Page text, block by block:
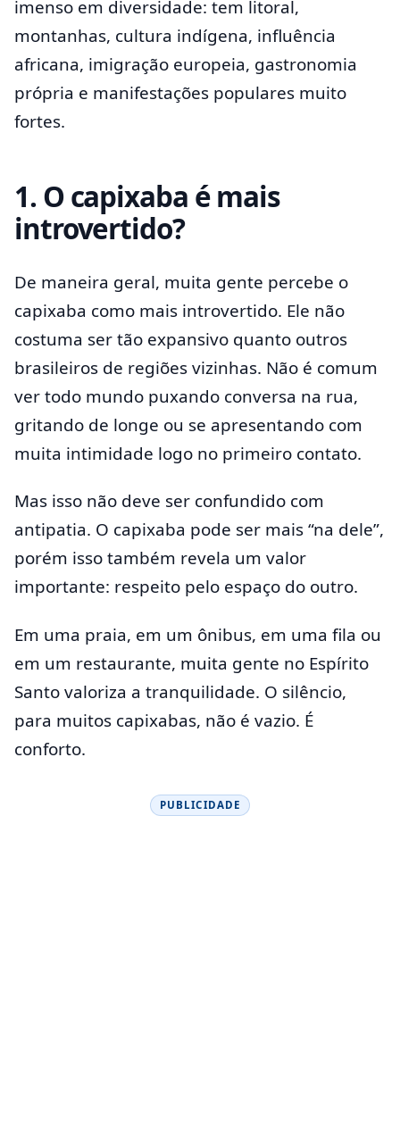
imenso em diversidade: tem litoral,
montanhas, cultura indígena, influência
africana, imigração europeia, gastronomia
própria e manifestações populares muito
fortes.
1. O capixaba é mais
introvertido?
De maneira geral, muita gente percebe o
capixaba como mais introvertido. Ele não
costuma ser tão expansivo quanto outros
brasileiros de regiões vizinhas. Não é comum
ver todo mundo puxando conversa na rua,
gritando de longe ou se apresentando com
muita intimidade logo no primeiro contato.
Mas isso não deve ser confundido com
antipatia. O capixaba pode ser mais “na dele”,
porém isso também revela um valor
importante: respeito pelo espaço do outro.
Em uma praia, em um ônibus, em uma fila ou
em um restaurante, muita gente no Espírito
Santo valoriza a tranquilidade. O silêncio,
para muitos capixabas, não é vazio. É
conforto.
PUBLICIDADE